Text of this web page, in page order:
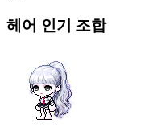
헤어 인기 조합